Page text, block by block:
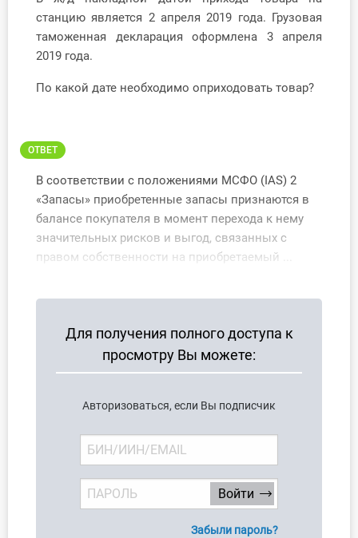
Кадры. Труд. Зарплата.
Учет по отраслям
Юридический помощник
Обучение
Тарифы
бухгалтера
станцию является 2 апреля 2019 года. Грузовая
таможенная декларация оформлена 3 апреля
2019 года.
По какой дате необходимо оприходовать товар?
ОТВЕТ
В соответствии с положениями МСФО (IAS) 2
«Запасы» приобретенные запасы признаются в
балансе покупателя в момент перехода к нему
значительных рисков и выгод, связанных с
правом собственности на приобретаемый ...
Для получения полного доступа к
просмотру Вы можете:
Авторизоваться, если Вы подписчик
Забыли пароль?